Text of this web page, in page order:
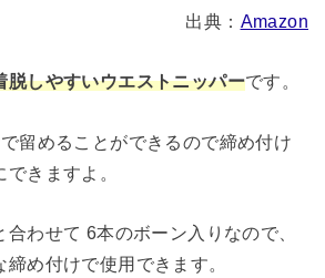
出典： Amazon
脱しやすいウエストニッパーです。
留めることができるので締め付け
きますよ。
わせて 6本のボーン入りなので、
め付けで使用できます。